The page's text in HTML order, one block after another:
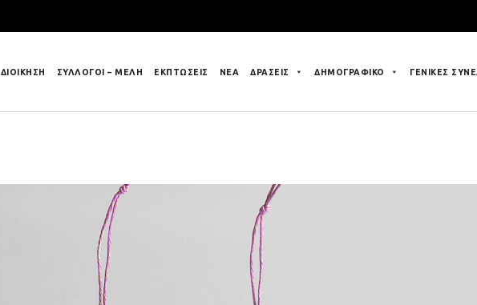
ΔΙΟΙΚΗΣΗ ΣΥΛΛΟΓΟΙ – ΜΕΛΗ ΕΚΠΤΩΣΕΙΣ ΝΕΑ ΔΡΑΣΕΙΣ ΔΗΜΟΓΡΑΦΙΚΟ ΓΕΝΙΚΕΣ